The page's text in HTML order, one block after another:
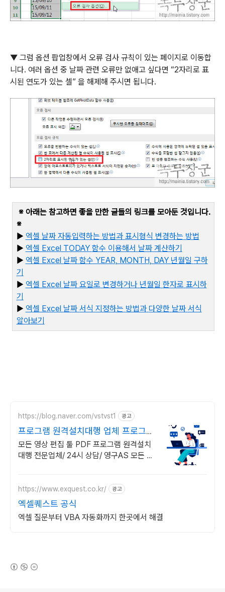
▼ 그럼 옵션 팝업창에서 오류 검사 규칙이 있는 페이지로 이동합
니다. 여러 옵션 중 날짜 관련 오류만 없애고 싶다면 “2자리로 표
시된 연도가 있는 셀” 을 해제해 주시면 됩니다.
※ 아래는 참고하면 좋을 만한 글들의 링크를 모아둔 것입니다.
※
▶ 엑셀 날짜 자동입력하는 방법과 표시형식 변경하는 방법
▶ 엑셀 Excel TODAY 함수 이용해서 날짜 계산하기
▶ 엑셀 Excel 날짜 함수 YEAR, MONTH, DAY 년월일 구하
기
▶ 엑셀 Excel 날짜 요일로 변경하거나 년월일 한자로 표시하
기
▶ 엑셀 Excel 날짜 서식 지정하는 방법과 다양한 날짜 서식
알아보기
https://blog.naver.com/vstvst1 광고
프로그램 원격설치대행 업체 프로그램
원격설치대행 전문
모든 영상 편집 툴 PDF 프로그램 원격설치
대행 전문업체/ 24시 상담/ 영구AS 모든 영
https://www.exquest.co.kr/ 광고
엑셀퀘스트 공식
엑셀 질문부터 VBA 자동화까지 한곳에서 해결